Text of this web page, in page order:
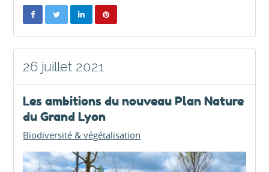
26 juillet 2021
Les ambitions du nouveau Plan Nature
du Grand Lyon
Biodiversité & végétalisation